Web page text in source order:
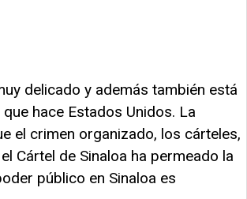
delicado y además también está
hace Estados Unidos. La
el crimen organizado, los cárteles,
Cártel de Sinaloa ha permeado la
público en Sinaloa es